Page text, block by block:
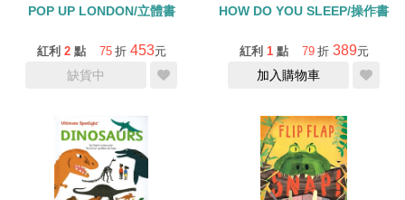
POP UP LONDON/立體書
紅利 2 點 75 折 453元
缺貨中
HOW DO YOU SLEEP/操作書
紅利 1 點 79 折 389元
加入購物車